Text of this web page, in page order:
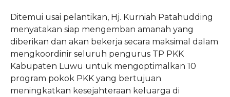
Ditemui usai pelantikan, Hj. Kurniah Patahudding
menyatakan siap mengemban amanah yang
diberikan dan akan bekerja secara maksimal dalam
mengkoordinir seluruh pengurus TP PKK
Kabupaten Luwu untuk mengoptimalkan 10
program pokok PKK yang bertujuan
meningkatkan kesejahteraan keluarga di